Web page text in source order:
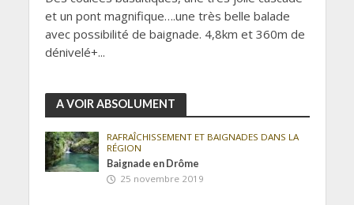
et un pont magnifique….une très belle balade
avec possibilité de baignade. 4,8km et 360m de
dénivelé+...
A VOIR ABSOLUMENT
RAFRAÎCHISSEMENT ET BAIGNADES DANS LA
RÉGION
Baignade en Drôme
25 novembre 2019